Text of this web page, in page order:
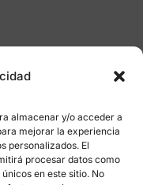
almacenar y/o acceder a
mejorar la experiencia
personalizados. El
procesar datos como
en este sitio. No